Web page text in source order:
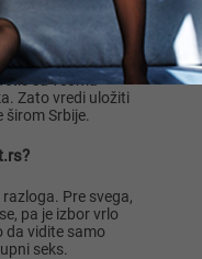
vas kontaktirati
detaljima
su veoma
Zato vredi uložiti
Srbije.
Pre svega,
pa je izbor vrlo
da vidite samo
seks.